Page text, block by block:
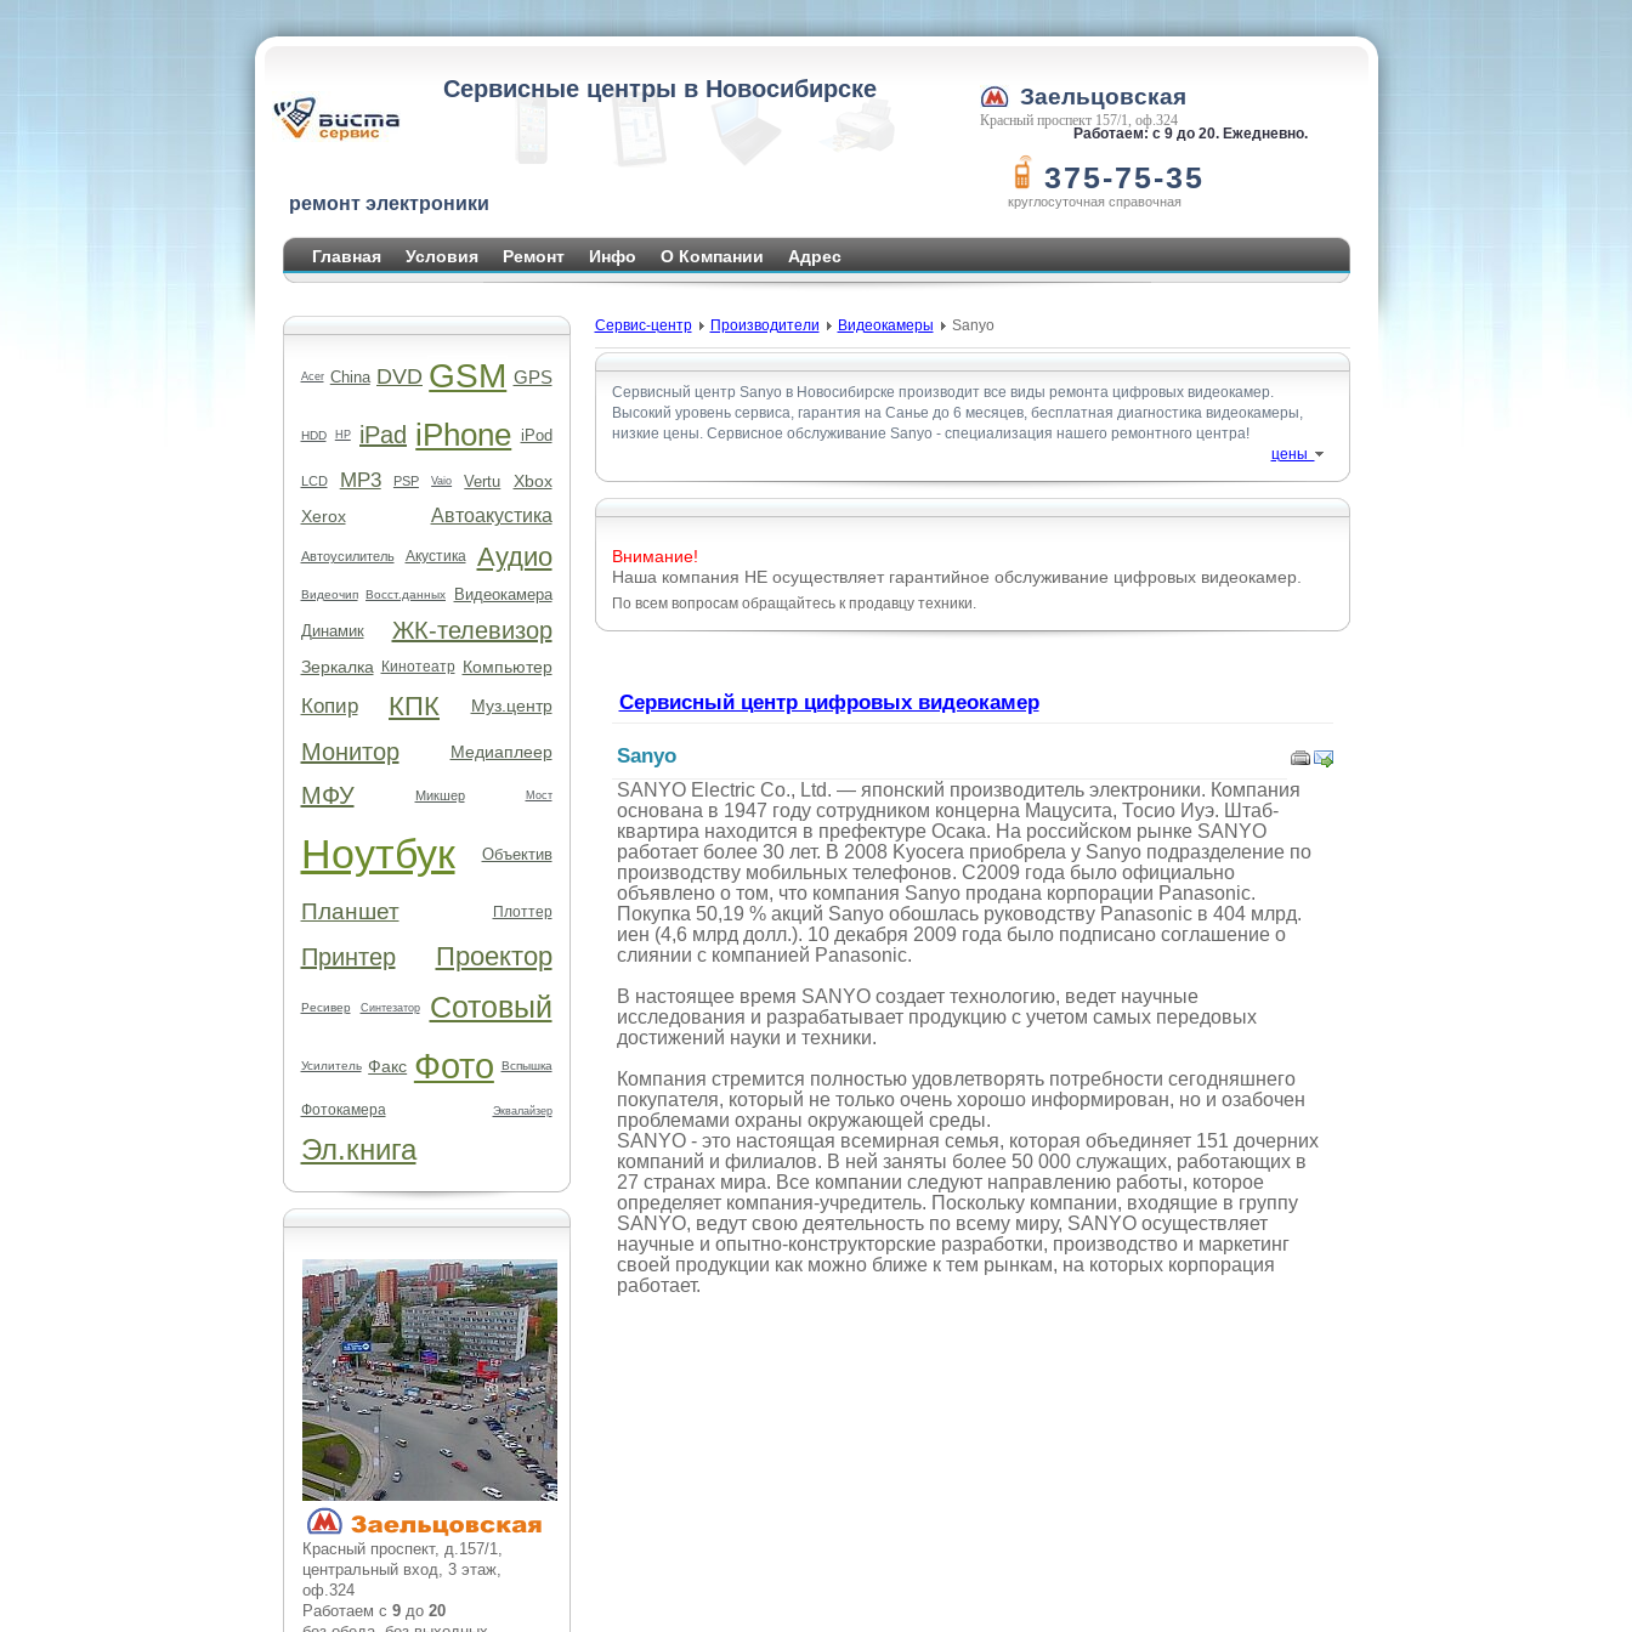
Сервисные центры в Новосибирске
ремонт электроники
Заельцовская
Красный проспект 157/1, оф.324
Работаем: с 9 до 20. Ежедневно.
375-75-35
круглосуточная справочная
Главная Условия Ремонт Инфо О Компании Адрес
Acer China DVD GSM GPS
HDD HP iPad iPhone iPod
LCD MP3 PSP Vaio Vertu
Xbox
Xerox
Автоакустика
Автоусилитель Акустика Аудио
Видеочип Восст.данных
Видеокамера
Динамик
ЖК-телевизор
Зеркалка Кинотеатр Компьютер
Копир КПК Муз.центр
Монитор Медиаплеер
МФУ Микшер Мост
Ноутбук Объектив
Планшет Плоттер
Принтер Проектор
Ресивер Синтезатор Сотовый
Усилитель Факс Фото Вспышка
Фотокамера Эквалайзер
Эл.книга
Красный проспект, д.157/1,
центральный вход, 3 этаж,
оф.324
Работаем с 9до 20
Сервис-центр Производители Видеокамеры Sanyo
Сервисный центр Sanyo в Новосибирске производит все виды ремонта цифровых видеокамер.
Высокий уровень сервиса, гарантия на Санье до 6 месяцев, бесплатная диагностика видеокамеры,
низкие цены. Сервисное обслуживание Sanyo - специализация нашего ремонтного центра!
цены
Внимание!
Наша компания НЕ осуществляет гарантийное обслуживание цифровых видеокамер.
По всем вопросам обращайтесь к продавцу техники.
Сервисный центр цифровых видеокамер
Sanyo
SANYO Electric Co., Ltd. — японский производитель электроники. Компания
основана в 1947 году сотрудником концерна Мацусита, Тосио Иуэ. Штаб-
квартира находится в префектуре Осака. На российском рынке SANYO
работает более 30 лет. В 2008 Kyocera приобрела у Sanyo подразделение по
производству мобильных телефонов. С2009 года было официально
объявлено о том, что компания Sanyo продана корпорации Panasonic.
Покупка 50,19 % акций Sanyo обошлась руководству Panasonic в 404 млрд.
иен (4,6 млрд долл.). 10 декабря 2009 года было подписано соглашение о
слиянии с компанией Panasonic.
В настоящее время SANYO создает технологию, ведет научные
исследования и разрабатывает продукцию с учетом самых передовых
достижений науки и техники.
Компания стремится полностью удовлетворять потребности сегодняшнего
покупателя, который не только очень хорошо информирован, но и озабочен
проблемами охраны окружающей среды.
SANYO - это настоящая всемирная семья, которая объединяет 151 дочерних
компаний и филиалов. В ней заняты более 50 000 служащих, работающих в
27 странах мира. Все компании следуют направлению работы, которое
определяет компания-учредитель. Поскольку компании, входящие в группу
SANYO, ведут свою деятельность по всему миру, SANYO осуществляет
научные и опытно-конструкторские разработки, производство и маркетинг
своей продукции как можно ближе к тем рынкам, на которых корпорация
работает.